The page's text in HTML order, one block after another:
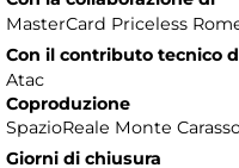
MasterCard Priceless
Con il contributo tecnico
Atac
Coproduzione
SpazioReale Monte
Giorni di chiusura